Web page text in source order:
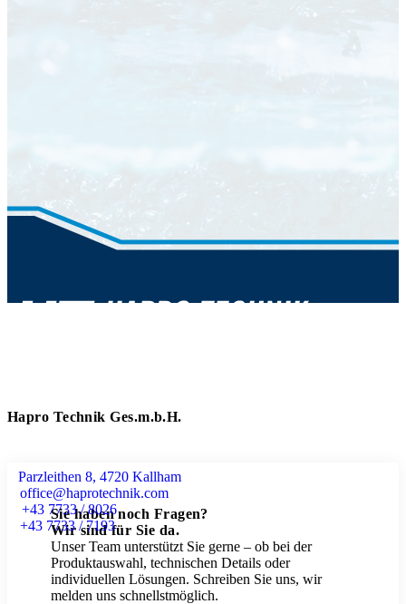
Hapro Technik Ges.m.b.H.
Parzleithen 8, 4720 Kallham
office@haprotechnik.com
+43 7733 / 8026
+43 7733 / 7193
Sie haben noch Fragen?
Wir sind für Sie da.
Unser Team unterstützt Sie gerne – ob bei der
Produktauswahl, technischen Details oder
individuellen Lösungen. Schreiben Sie uns, wir
melden uns schnellstmöglich.